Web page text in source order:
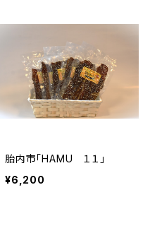
胎内市「HAMU １１」
¥6,200